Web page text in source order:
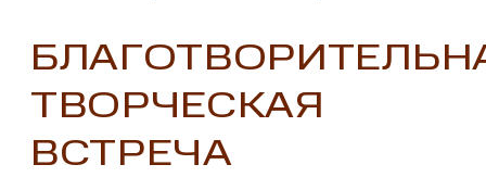
ТВОРЧЕСКАЯ
ВСТРЕЧА